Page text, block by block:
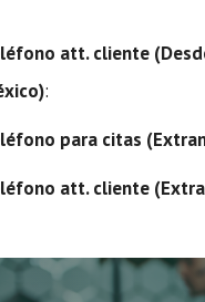
att. cliente
:
para citas
att. cliente